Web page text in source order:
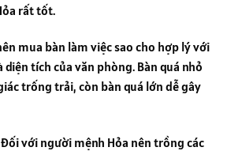
rất tốt.
mua bàn làm việc sao cho hợp lý với
tích của văn phòng. Bàn quá nhỏ
trống trải, còn bàn quá lớn dễ gây
với người mệnh Hỏa nên trồng các